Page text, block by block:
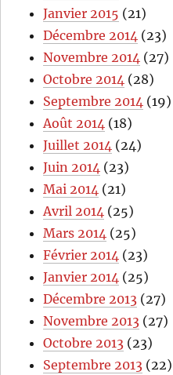
Janvier 2015 (21)
Décembre 2014 (23)
Novembre 2014 (27)
Octobre 2014 (28)
Septembre 2014 (19)
Août 2014 (18)
Juillet 2014 (24)
Juin 2014 (23)
Mai 2014 (21)
Avril 2014 (25)
Mars 2014 (25)
Février 2014 (23)
Janvier 2014 (25)
Décembre 2013 (27)
Novembre 2013 (27)
Octobre 2013 (23)
Septembre 2013 (22)